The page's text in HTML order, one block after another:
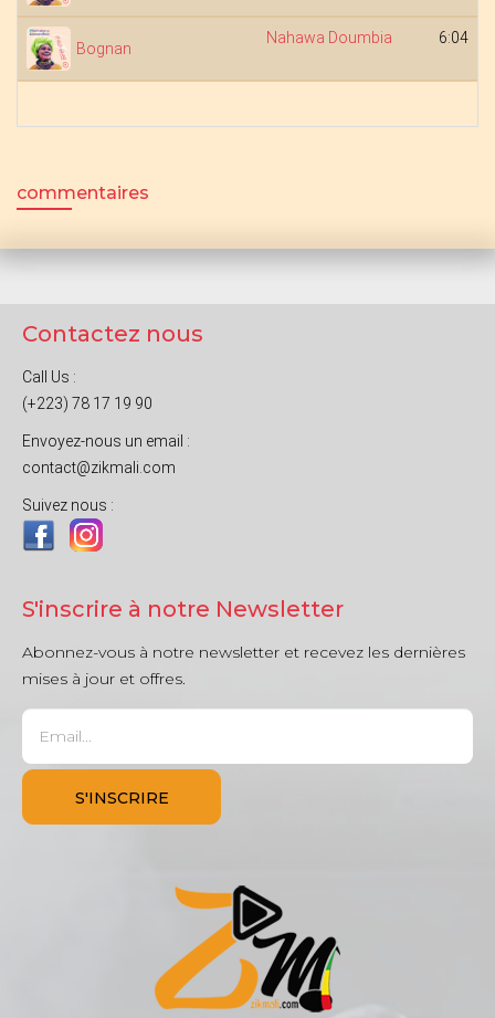
Bognan
Nahawa Doumbia 6:04
commentaires
Contactez nous
Call Us :
(+223) 78 17 19 90
Envoyez-nous un email :
contact@zikmali.com
Suivez nous :
S'inscrire à notre Newsletter
Abonnez-vous à notre newsletter et recevez les dernières
mises à jour et offres.